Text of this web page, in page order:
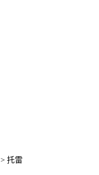
> 托雷